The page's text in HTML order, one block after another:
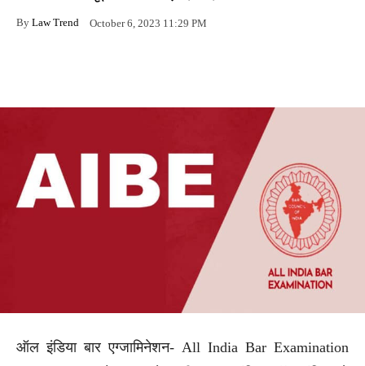
By Law Trend October 6, 2023 11:29 PM
ऑल इंडिया बार एग्जामिनेशन- All India Bar Examination